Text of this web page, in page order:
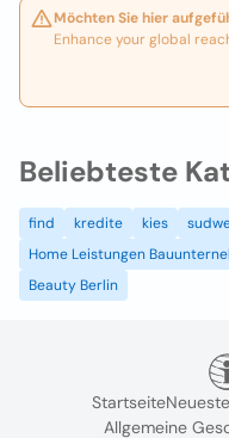
Möchten Sie hier
Enhance your global
Beliebteste
find kredite kies
Home Leistungen
Beauty Berlin
Startseite
Allgemeine